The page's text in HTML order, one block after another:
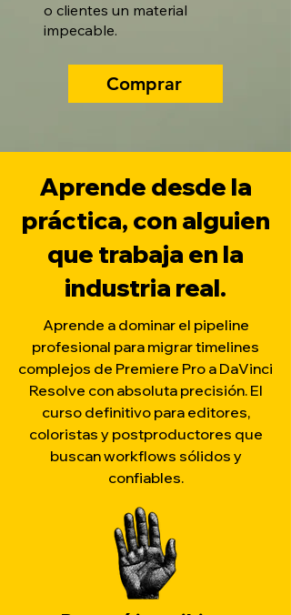
o clientes un material
impecable.
Comprar
Aprende desde la
práctica, con alguien
que trabaja en la
industria real.
Aprende a dominar el pipeline
profesional para migrar timelines
complejos de Premiere Pro a DaVinci
Resolve con absoluta precisión. El
curso definitivo para editores,
coloristas y postproductores que
buscan workflows sólidos y
confiables.